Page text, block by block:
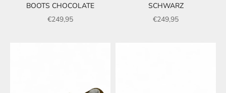
BOOTS CHOCOLATE
Angebot
€249,95
SCHWARZ
Angebot
€249,95